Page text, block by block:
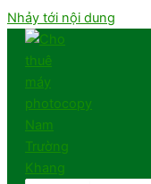
Nhảy tới nội dung